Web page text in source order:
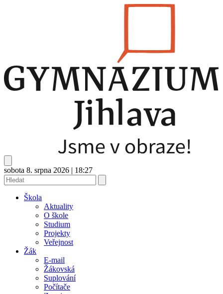
sobota 8. srpna 2026 | 18:27
Škola
Aktuality
O škole
Studium
Projekty
Veřejnost
Žák
E-mail
Žákovská
Suplování
Počítače